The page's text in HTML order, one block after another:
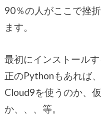
90％の人がここで挫
ます。
最初にインストール
正のPythonもあれば
Cloud9を使うのか、
か、、、等。